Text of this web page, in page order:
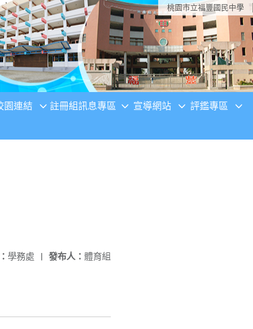
桃園市立福豐國民中學
園連結 註冊組訊息專區 宣導網站 評鑑專區
發布人： 體育組
學務處 |